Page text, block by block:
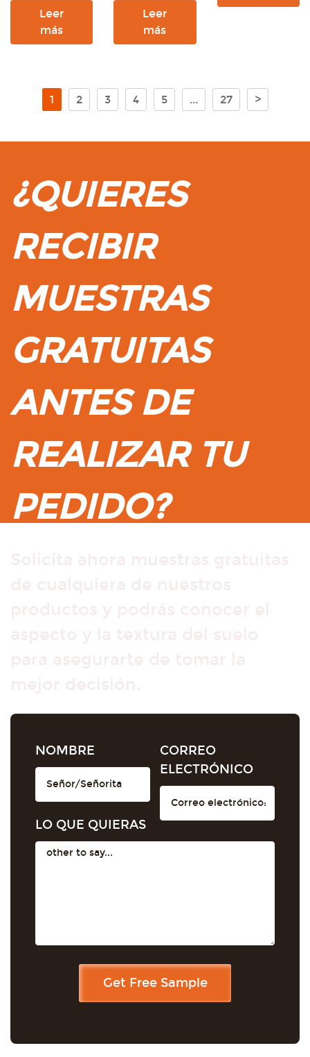
Leer
más
Leer
más
1 2 3 4 5 ... 27 >
¿QUIERES
RECIBIR
MUESTRAS
GRATUITAS
ANTES DE
REALIZAR TU
PEDIDO?
NOMBRE
CORREO
ELECTRÓNICO
LO QUE QUIERAS